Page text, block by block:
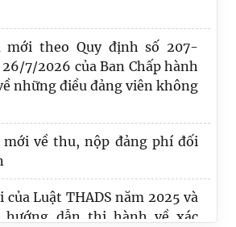
mới theo Quy định số 207-
7/2026 của Ban Chấp hành
những điều đảng viên không
về thu, nộp đảng phí đối
của Luật THADS năm 2025 và
hướng dẫn thi hành về xác
sự Thành phố Hồ Chí Minh
tác 2026